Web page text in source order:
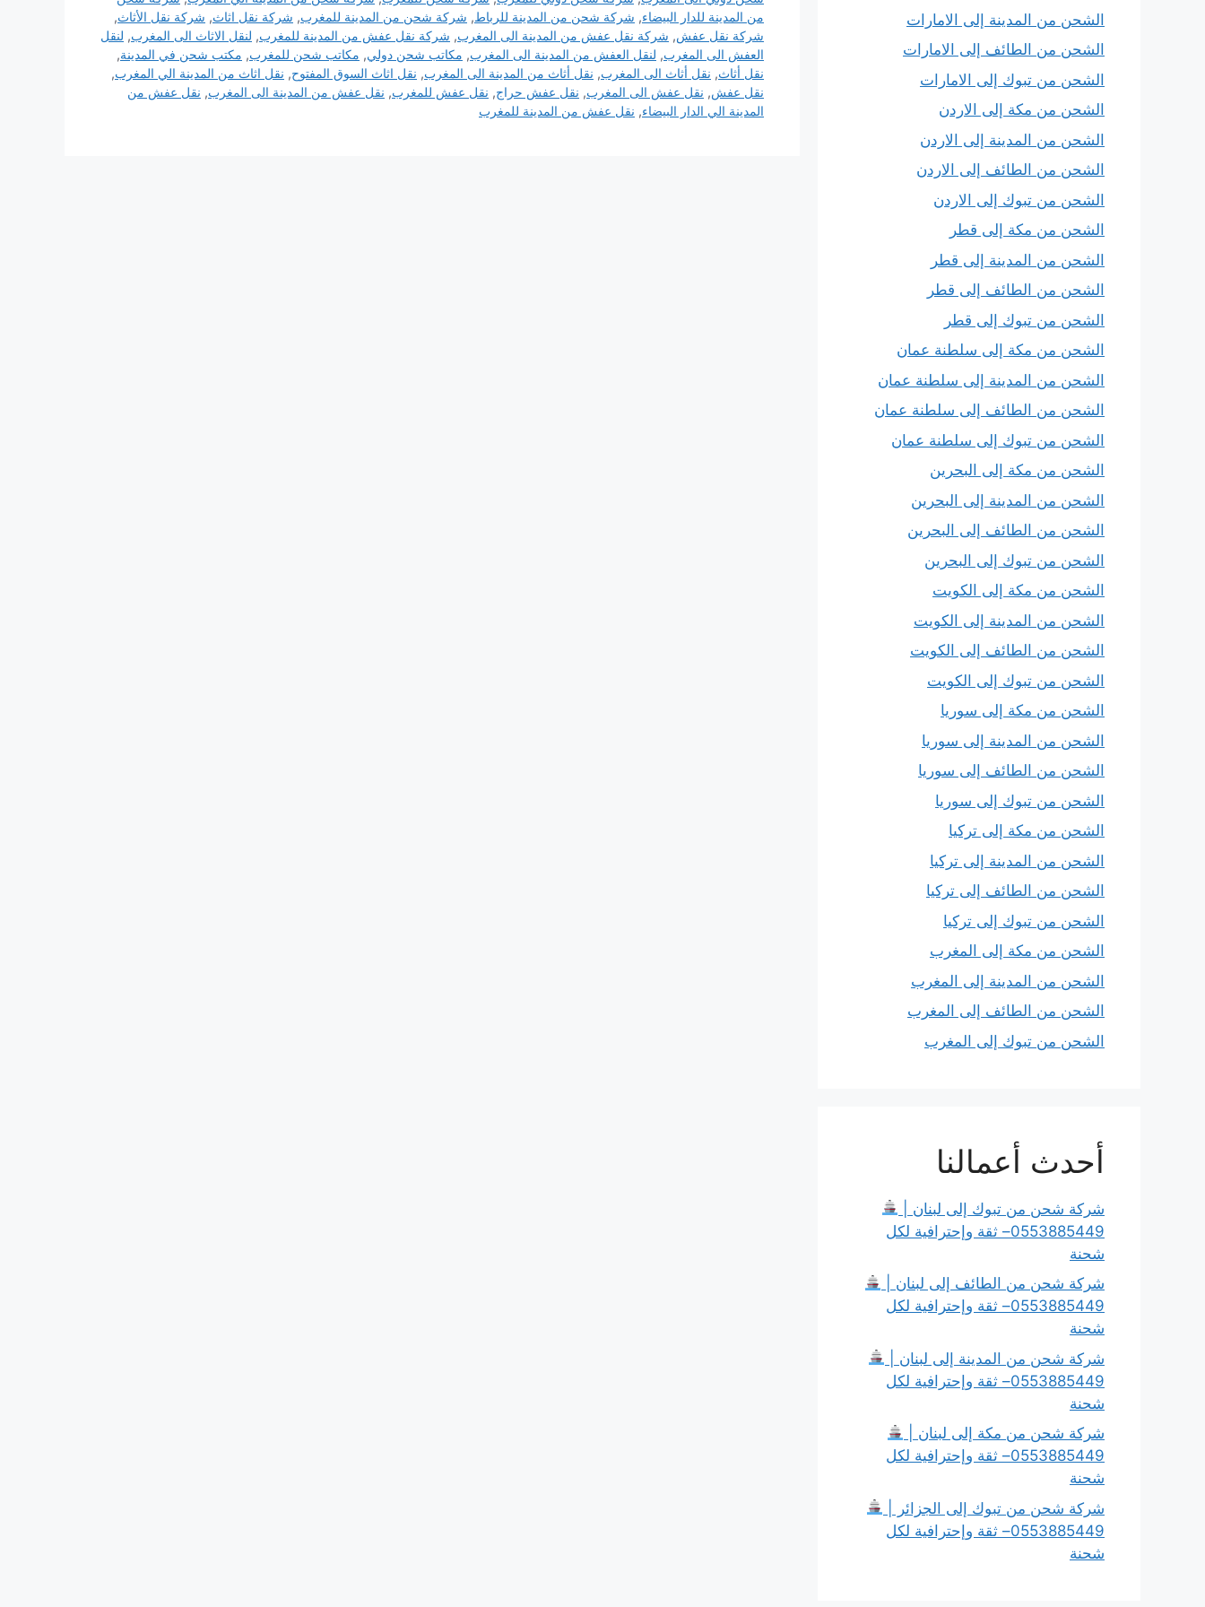
من المدينة للدار البيضاء, شركة شحن من المدينة للرباط, شركة شحن من المدينة للمغرب, شركة نقل اثاث, شركة نقل الأثاث,
شركة نقل عفش, شركة نقل عفش من المدينة الى المغرب, شركة نقل عفش من المدينة للمغرب, لنقل الاثاث الى المغرب, لنقل
العفش الى المغرب, لنقل العفش من المدينة الى المغرب, مكاتب شحن دولي, مكاتب شحن للمغرب, مكتب شحن في المدينة,
نقل أثاث, نقل أثاث الى المغرب, نقل أثاث من المدينة الى المغرب, نقل اثاث السوق المفتوح, نقل اثاث من المدينة الي المغرب,
نقل عفش, نقل عفش الى المغرب, نقل عفش حراج, نقل عفش للمغرب, نقل عفش من المدينة الى المغرب, نقل عفش من
المدينة الي الدار البيضاء, نقل عفش من المدينة للمغرب
الشحن من المدينة إلى الامارات
الشحن من الطائف إلى الامارات
الشحن من تبوك إلى الامارات
الشحن من مكة إلى الاردن
الشحن من المدينة إلى الاردن
الشحن من الطائف إلى الاردن
الشحن من تبوك إلى الاردن
الشحن من مكة إلى قطر
الشحن من المدينة إلى قطر
الشحن من الطائف إلى قطر
الشحن من تبوك إلى قطر
الشحن من مكة إلى سلطنة عمان
الشحن من المدينة إلى سلطنة عمان
الشحن من الطائف إلى سلطنة عمان
الشحن من تبوك إلى سلطنة عمان
الشحن من مكة إلى البحرين
الشحن من المدينة إلى البحرين
الشحن من الطائف إلى البحرين
الشحن من تبوك إلى البحرين
الشحن من مكة إلى الكويت
الشحن من المدينة إلى الكويت
الشحن من الطائف إلى الكويت
الشحن من تبوك إلى الكويت
الشحن من مكة إلى سوريا
الشحن من المدينة إلى سوريا
الشحن من الطائف إلى سوريا
الشحن من تبوك إلى سوريا
الشحن من مكة إلى تركيا
الشحن من المدينة إلى تركيا
الشحن من الطائف إلى تركيا
الشحن من تبوك إلى تركيا
الشحن من مكة إلى المغرب
الشحن من المدينة إلى المغرب
الشحن من الطائف إلى المغرب
الشحن من تبوك إلى المغرب
أحدث أعمالنا
شركة شحن من تبوك إلى لبنان |
0553885449– ثقة وإحترافية لكل
شحنة
شركة شحن من الطائف إلى لبنان |
0553885449– ثقة وإحترافية لكل
شحنة
شركة شحن من المدينة إلى لبنان |
0553885449– ثقة وإحترافية لكل
شحنة
شركة شحن من مكة إلى لبنان |
0553885449– ثقة وإحترافية لكل
شحنة
شركة شحن من تبوك إلى الجزائر |
0553885449– ثقة وإحترافية لكل
شحنة